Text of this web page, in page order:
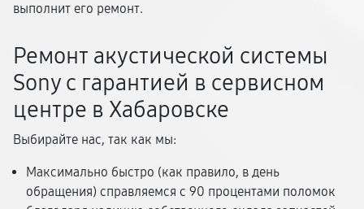
выполнит его ремонт.
Ремонт акустической системы
Sony с гарантией в сервисном
центре в Хабаровске
Выбирайте нас, так как мы:
Максимально быстро (как правило, в день
обращения) справляемся с 90 процентами поломок